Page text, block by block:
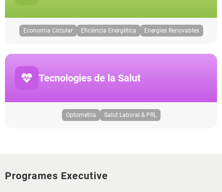
Economia Circular Eficiència Energètica Energies Renovables
Tecnologies de la Salut
Optometria Salut Laboral & PRL
Programes Executive